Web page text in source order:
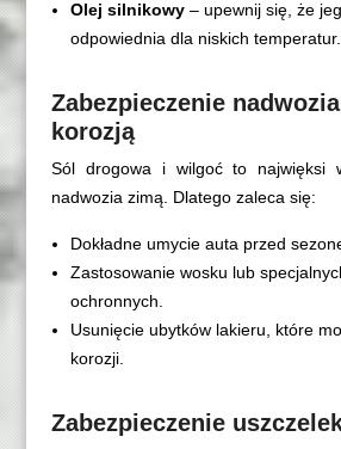
Olej silnikowy– upewnij się, że
odpowiednia dla niskich temperatur.
Zabezpieczenie
korozją
Sól drogowa i wilgoć to najwięksi
nadwozia zimą. Dlatego zaleca się:
Dokładne umycie auta przed
Zastosowanie wosku lub
ochronnych.
Usunięcie ubytków lakieru, które
korozji.
Zabezpieczenie